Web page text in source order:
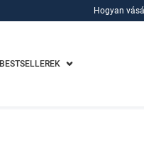
Hogyan
BESTSELLEREK